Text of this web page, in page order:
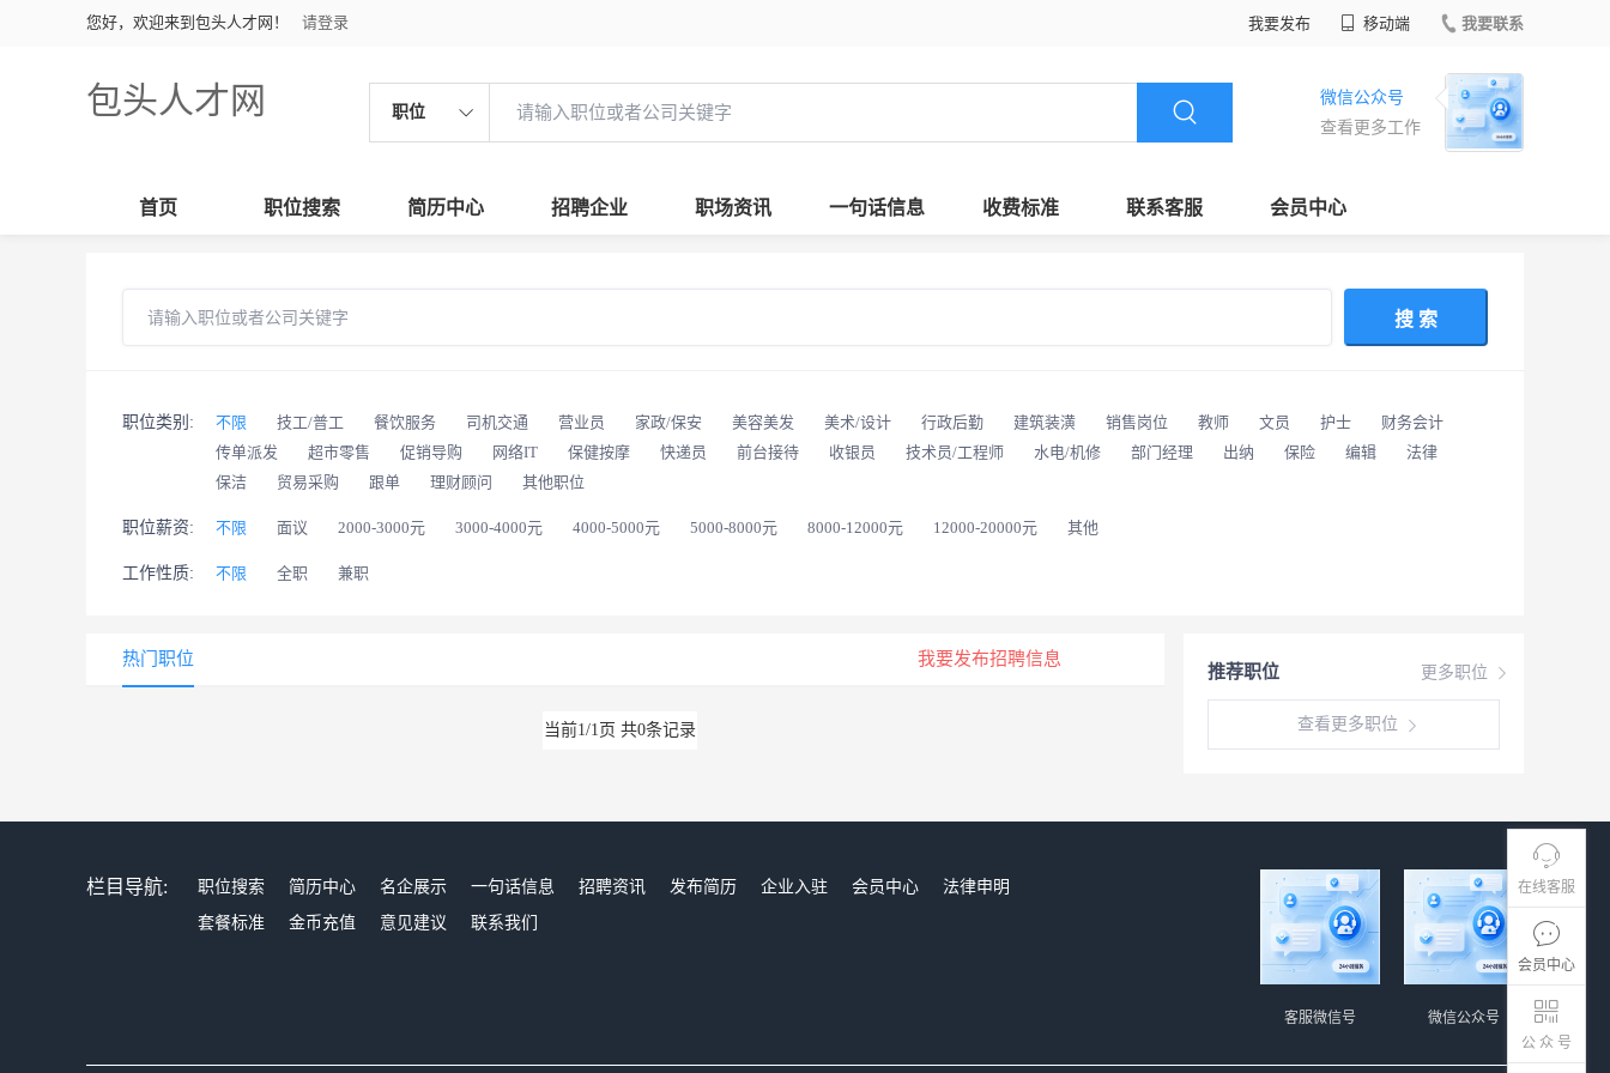
您好，欢迎来到包头人才网！ 请登录 我要发布 移动端 我要联系
包头人才网 职位
微信公众号
查看更多工作
首页 职位搜索 简历中心 招聘企业 职场资讯 一句话信息 收费标准 联系客服 会员中心
在线客服
会员中心
公 众 号
搜 索
职位类别: 不限 技工/普工 餐饮服务 司机交通 营业员 家政/保安 美容美发 美术/设计 行政后勤 建筑装潢 销售岗位 教师 文员 护士
财务会计
传单派发
超市零售 促销导购 网络IT 保健按摩 快递员 前台接待 收银员 技术员/工程师 水电/机修 部门经理 出纳 保险 编辑
法律
保洁
贸易采购 跟单 理财顾问 其他职位
职位薪资: 不限 面议 2000-3000元 3000-4000元 4000-5000元 5000-8000元 8000-12000元 12000-20000元 其他
工作性质: 不限 全职 兼职
更多职位
推荐职位
查看更多职位
热门职位 我要发布招聘信息
当前1/1页 共0条记录
栏目导航: 职位搜索 简历中心 名企展示 一句话信息 招聘资讯 发布简历 企业入驻 会员中心
法律申明
套餐标准
金币充值 意见建议 联系我们
微信公众号
客服微信号